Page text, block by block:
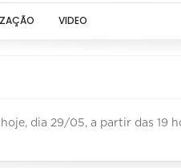
VIDEO
dia 29/05, a partir das 19